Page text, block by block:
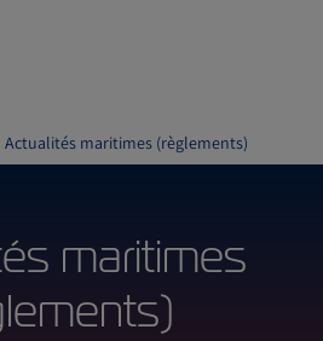
Actualités maritimes (règlements)
maritimes